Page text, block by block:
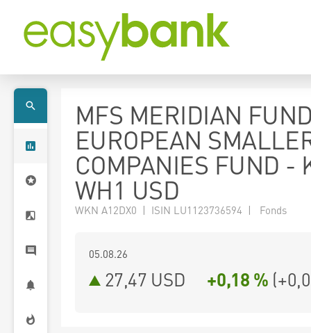
MFS MERIDIAN
EUROPEAN
COMPANIES FUND -
WH1 USD
WKN A12DX0 | ISIN LU1123736594 | Fonds
05.08.26
27,47 USD +0,18 % (